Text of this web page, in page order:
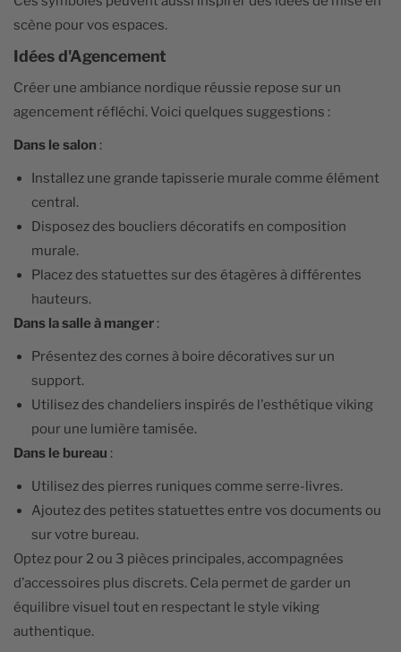
scène pour vos espaces.
Idées d'Agencement
Créer une ambiance nordique réussie repose sur un
agencement réfléchi. Voici quelques suggestions :
Dans le salon :
Installez une grande tapisserie murale comme élément
central.
Disposez des boucliers décoratifs en composition
murale.
Placez des statuettes sur des étagères à différentes
hauteurs.
Dans la salle à manger :
Présentez des cornes à boire décoratives sur un
support.
Utilisez des chandeliers inspirés de l'esthétique viking
pour une lumière tamisée.
Dans le bureau :
Utilisez des pierres runiques comme serre-livres.
Ajoutez des petites statuettes entre vos documents ou
sur votre bureau.
Optez pour 2 ou 3 pièces principales, accompagnées
d’accessoires plus discrets. Cela permet de garder un
équilibre visuel tout en respectant le style viking
authentique.